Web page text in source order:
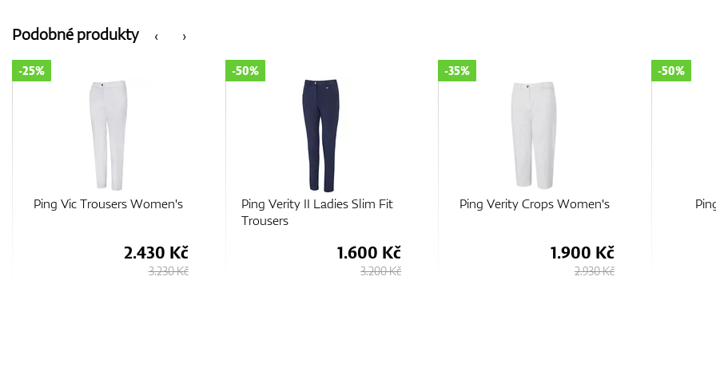
‹
Podobné produkty ›
Ping Verity II Ladies Slim Fit
-50%
1.600 Kč
3.200 Kč
Ping Verity Crops Women's
-35%
1.900 Kč
2.930 Kč
Ping Verity Trouser
-50%
1.530 Kč
3.050 Kč
-25%